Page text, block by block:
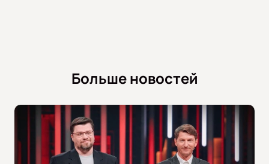
Больше новостей